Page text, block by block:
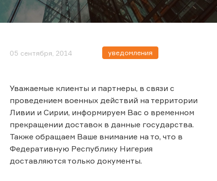
05 сентября, 2014 уведомления
Уважаемые клиенты и партнеры, в связи с
проведением военных действий на территории
Ливии и Сирии, информируем Вас о временном
прекращении доставок в данные государства.
Также обращаем Ваше внимание на то, что в
Федеративную Республику Нигерия
доставляются только документы.